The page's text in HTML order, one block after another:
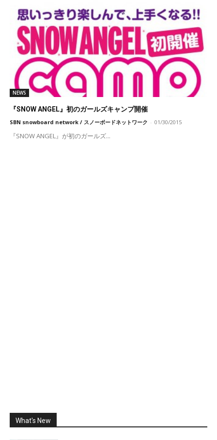
NEWS
『SNOW ANGEL』初のガールズキャンプ開催
SBN snowboard network / スノーボードネットワーク - 01/30/2015
『SNOW ANGEL』が初のガールズ...
What's New